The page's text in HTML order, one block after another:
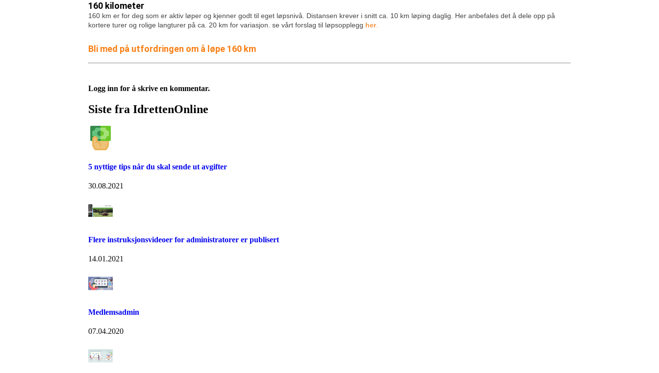
160 kilometer
160 km er for deg som er aktiv løper og kjenner godt til eget løpsnivå. Distansen krever i snitt ca. 10 km løping daglig. Her anbefales det å dele opp på
kortere turer og rolige langturer på ca. 20 km for variasjon. se vårt forslag til løpsopplegg her
Bli med på utfordringen om å løpe 160 km
Logg inn for å skrive en kommentar.
Siste fra IdrettenOnline
5 nyttige tips når du skal sende ut avgifter
30.08.2021
Flere instruksjonsvideoer for administratorer er publisert
14.01.2021
Medlemsadmin
07.04.2020